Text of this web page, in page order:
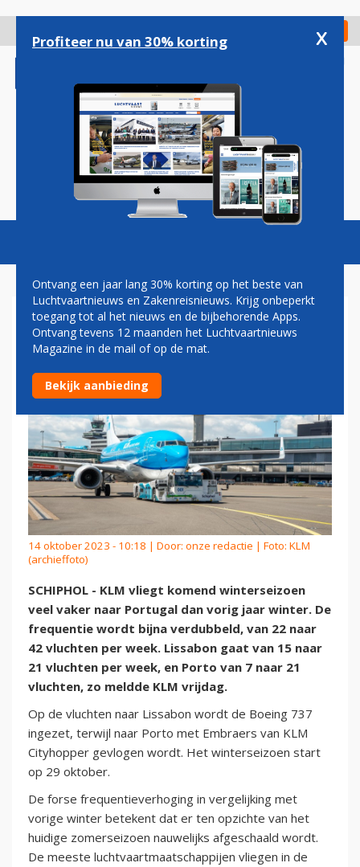
gaan
Check in
Magazine Podcasts Vacatures
KLM ZET IN OP PORTUGAL
14 oktober 2023 - 10:18 | Door: onze redactie | Foto: KLM
(archieffoto)
SCHIPHOL - KLM vliegt komend winterseizoen
veel vaker naar Portugal dan vorig jaar winter. De
frequentie wordt bijna verdubbeld, van 22 naar
42 vluchten per week. Lissabon gaat van 15 naar
21 vluchten per week, en Porto van 7 naar 21
vluchten, zo meldde KLM vrijdag.
Op de vluchten naar Lissabon wordt de Boeing 737
ingezet, terwijl naar Porto met Embraers van KLM
Cityhopper gevlogen wordt. Het winterseizoen start
op 29 oktober.
De forse frequentieverhoging in vergelijking met
vorige winter betekent dat er ten opzichte van het
huidige zomerseizoen nauwelijks afgeschaald wordt.
De meeste luchtvaartmaatschappijen vliegen in de
Profiteer nu van 30% korting x
Ontvang een jaar lang 30% korting op het beste van
Luchtvaartnieuws en Zakenreisnieuws. Krijg onbeperkt
toegang tot al het nieuws en de bijbehorende Apps.
Ontvang tevens 12 maanden het Luchtvaartnieuws
Magazine in de mail of op de mat.
Bekijk aanbieding